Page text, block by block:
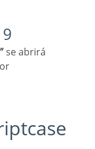
se abrirá